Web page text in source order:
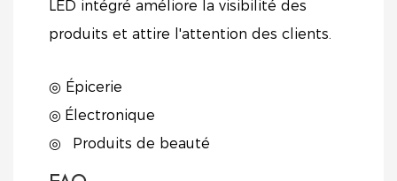
LED intégré améliore la visibilité des
produits et attire l'attention des clients.
◎ Épicerie
◎ Électronique
◎
Produits de beauté